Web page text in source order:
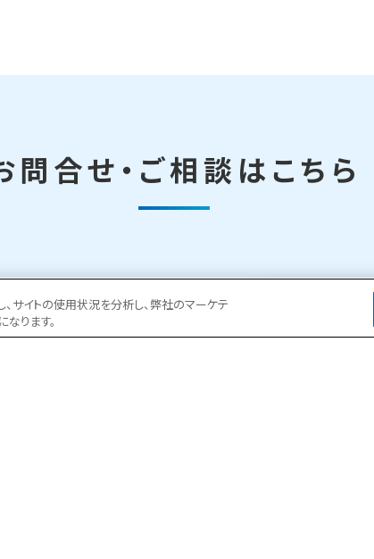
問合せ・ご相談はこちら
18:00
お問
、サイトの使用状況を分析し、弊社のマーケテ
ります。